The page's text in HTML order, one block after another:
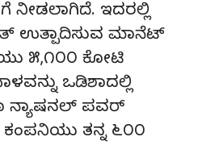
ನೀಡಲಾಗಿದೆ. ಇದರಲ್ಲಿ
ಉತ್ಪಾದಿಸುವ ಮಾನೆಟ್
೫,೧೦೦ ಕೋಟಿ
ಒಡಿಶಾದಲ್ಲಿ
ನ್ಯಾಷನಲ್ ಪವರ್
ತನ್ನ ೬೦೦